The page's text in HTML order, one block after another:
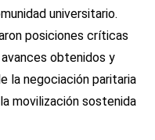
universitario.
posiciones críticas
obtenidos y
la negociación paritaria
movilización sostenida